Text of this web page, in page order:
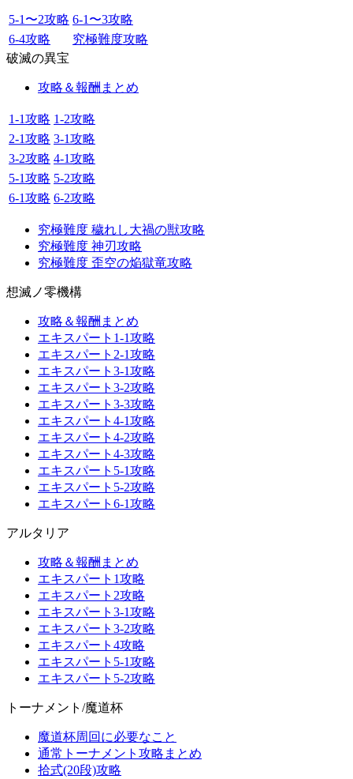
5-1〜2攻略 6-1〜3攻略
6-4攻略
究極難度攻略
破滅の異宝
攻略＆報酬まとめ
1-1攻略 1-2攻略
2-1攻略 3-1攻略
3-2攻略 4-1攻略
5-1攻略 5-2攻略
6-1攻略 6-2攻略
究極難度 穢れし大禍の獣攻略
究極難度 神刃攻略
究極難度 歪空の焔獄竜攻略
想滅ノ零機構
攻略＆報酬まとめ
エキスパート1-1攻略
エキスパート2-1攻略
エキスパート3-1攻略
エキスパート3-2攻略
エキスパート3-3攻略
エキスパート4-1攻略
エキスパート4-2攻略
エキスパート4-3攻略
エキスパート5-1攻略
エキスパート5-2攻略
エキスパート6-1攻略
アルタリア
攻略＆報酬まとめ
エキスパート1攻略
エキスパート2攻略
エキスパート3-1攻略
エキスパート3-2攻略
エキスパート4攻略
エキスパート5-1攻略
エキスパート5-2攻略
トーナメント/魔道杯
魔道杯周回に必要なこと
通常トーナメント攻略まとめ
拾式(20段)攻略